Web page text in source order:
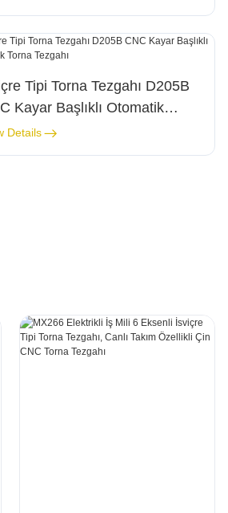
Tipi Torna Tezgahı D205B
Kayar Başlıklı Otomatik
Tezgahı
Details